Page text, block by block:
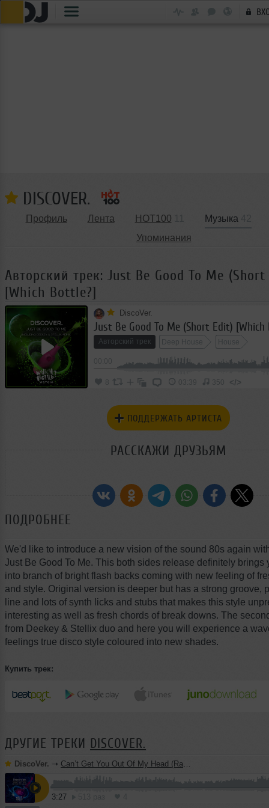
DISCOVER.
Профиль Лента HOT100 Музыка
Упоминания
Авторский трек: Just Be Good To Me
[Which Bottle?]
DiscoVer.
Just Be Good To Me (Short Edit)
Авторский трек Deep House House
03:39 350 </>
ПОДДЕРЖАТЬ АРТИСТА
РАССКАЖИ ДРУЗЬЯМ
ПОДРОБНЕЕ
We'd like to introduce a new vision of the sound 80s again
Just Be Good To Me. This both sides release definitely brings
into branch of bright flash backs coming with new feeling of
and style. Original version is deeper but has a strong groove,
line and lots of synth licks and stubs that makes this style
interesting as well as fresh chords of break downs. The
from Deekey & Stellix duo and here you will experience a
feelings true disco style coloured into new shades.
Купить трек:
ДРУГИЕ ТРЕКИ DISCOVER.
DiscoVer. ➝ Can’t Get You Out Of My Head (Radio Edit)
3:27